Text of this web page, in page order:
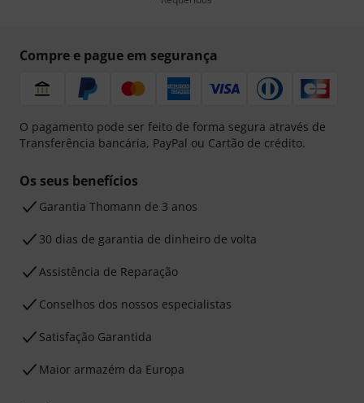
Compre e pague em segurança
O pagamento pode ser feito de forma segura através de
Transferência bancária, PayPal ou Cartão de crédito.
Os seus benefícios
Garantia Thomann de 3 anos
30 dias de garantia de dinheiro de volta
Assistência de Reparação
Conselhos dos nossos especialistas
Satisfação Garantida
Maior armazém da Europa